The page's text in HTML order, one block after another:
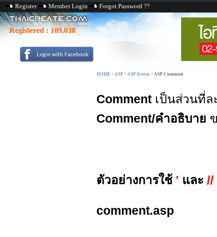
Register Member Login Forgot Password ??
Registered : 109,038
HOME > ASP > ASP Syntax > ASP Comment
Comment เป็นส่วนที่
Comment/คำอธิบาย
ตัวอย่างการใช้ ' และ //
comment.asp